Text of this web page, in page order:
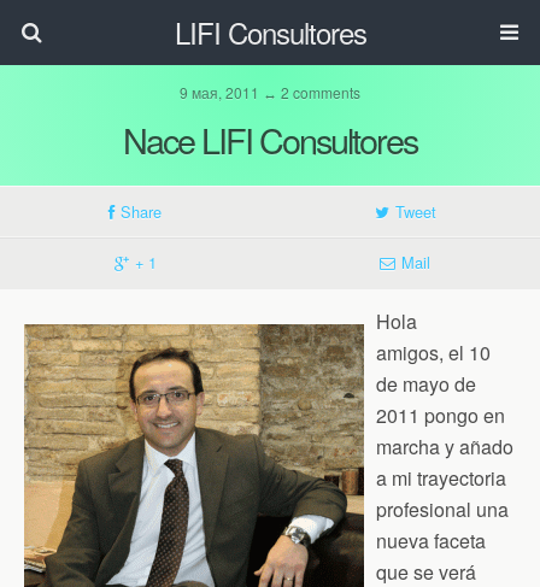
LIFI Consultores
9 мая, 2011 ↔ 2 comments
Nace LIFI Consultores
Share Tweet
+ 1 Mail
Hola
amigos, el 10
de mayo de
2011 pongo en
marcha y añado
a mi trayectoria
profesional una
nueva faceta
que se verá